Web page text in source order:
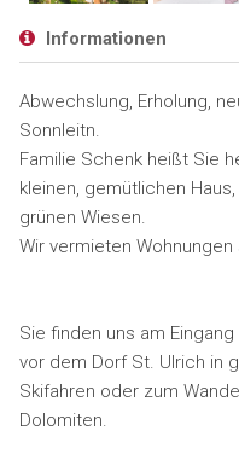
Informationen
Abwechslung, Erholung,
Sonnleitn.
Familie Schenk heißt Sie
kleinen, gemütlichen
grünen Wiesen.
Wir vermieten
Sie finden uns am
vor dem Dorf St. Ulrich in
Skifahren oder zum
Dolomiten.